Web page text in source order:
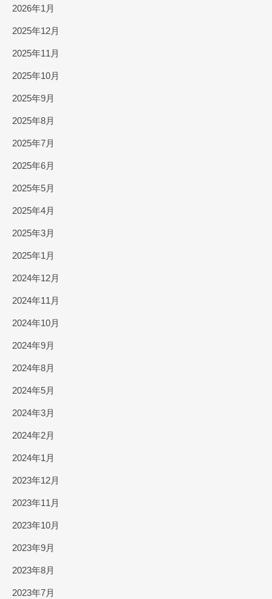
2026年1月
2025年12月
2025年11月
2025年10月
2025年9月
2025年8月
2025年7月
2025年6月
2025年5月
2025年4月
2025年3月
2025年1月
2024年12月
2024年11月
2024年10月
2024年9月
2024年8月
2024年5月
2024年3月
2024年2月
2024年1月
2023年12月
2023年11月
2023年10月
2023年9月
2023年8月
2023年7月